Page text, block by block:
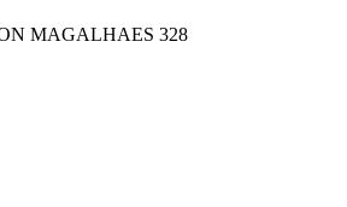
MAGALHAES 328